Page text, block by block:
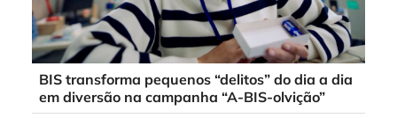
BIS transforma pequenos “delitos” do dia a dia
em diversão na campanha “A-BIS-olvição”